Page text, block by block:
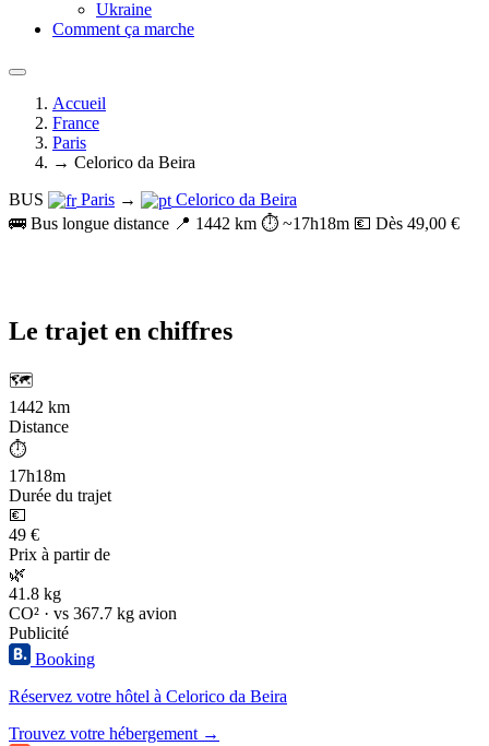
Ukraine
Comment ça marche
Accueil
France
Paris
→ Celorico da Beira
BUS
Paris →
Celorico da Beira
🚌 Bus longue distance 📍 1442 km ⏱️ ~17h18m 💶 Dès 49,00 €
Le trajet en chiffres
🗺️
1442 km
Distance
⏱️
17h18m
Durée du trajet
💶
49 €
Prix à partir de
🌿
41.8 kg
CO² · vs 367.7 kg avion
Publicité
Booking
Réservez votre hôtel à Celorico da Beira
Trouvez votre hébergement →